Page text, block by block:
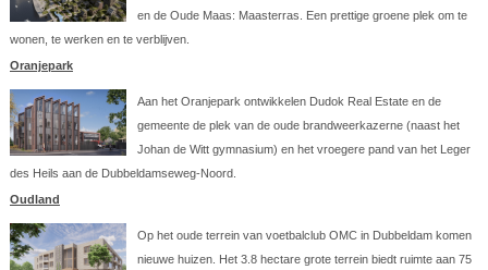
en de Oude Maas: Maasterras. Een prettige groene plek om te
wonen, te werken en te verblijven.
Oranjepark
Aan het Oranjepark ontwikkelen Dudok Real Estate en de
gemeente de plek van de oude brandweerkazerne (naast het
Johan de Witt gymnasium) en het vroegere pand van het Leger
des Heils aan de Dubbeldamseweg-Noord.
Oudland
Op het oude terrein van voetbalclub OMC in Dubbeldam komen
nieuwe huizen. Het 3.8 hectare grote terrein biedt ruimte aan 75